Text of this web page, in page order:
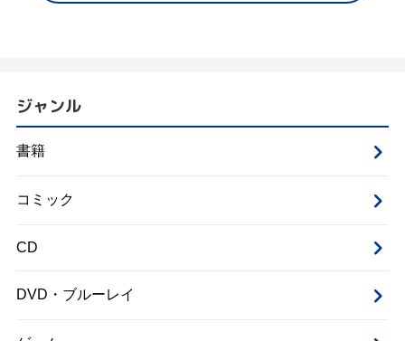
ジャンル
書籍
コミック
CD
DVD・ブルーレイ